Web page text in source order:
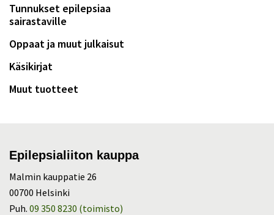
Tunnukset epilepsiaa
sairastaville
Oppaat ja muut julkaisut
Käsikirjat
Muut tuotteet
Epilepsialiiton kauppa
Malmin kauppatie 26
00700 Helsinki
Puh. 09 350 8230 (toimisto)